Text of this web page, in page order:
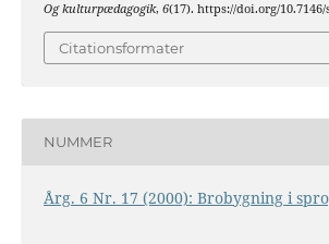
Og kulturpædagogik, 6(17). https://doi.org/
Citationsformater
NUMMER
Årg. 6 Nr. 17 (2000): Brobygning i